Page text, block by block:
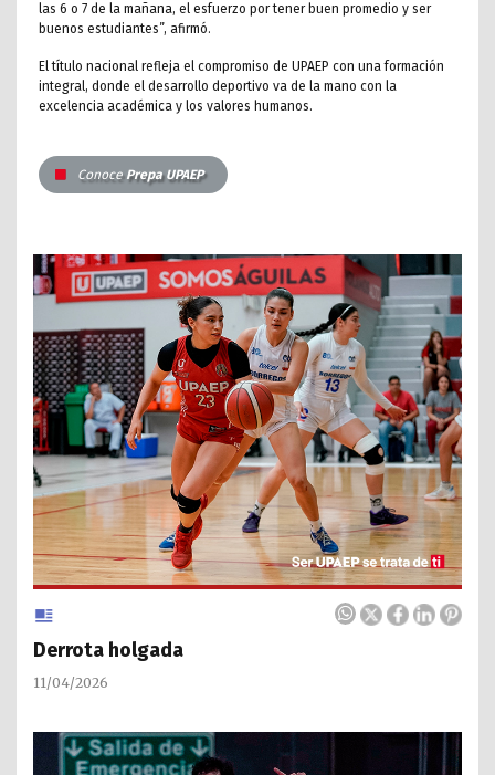
las 6 o 7 de la mañana, el esfuerzo por tener buen promedio y ser
buenos estudiantes”, afirmó.
El título nacional refleja el compromiso de UPAEP con una formación
integral, donde el desarrollo deportivo va de la mano con la
excelencia académica y los valores humanos.
ConocePrepa UPAEP
Derrota holgada
11/04/2026